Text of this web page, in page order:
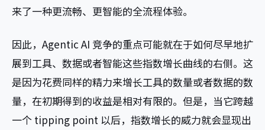
来了一种更流畅、更智能的全流程体验。
因此，Agentic AI 竞争的重点可能就在于如何尽早地扩
展到工具、数据或者智能这些指数增长曲线的右侧。这
是因为花费同样的精力来增长工具的数量或者数据的数
量，在初期得到的收益是相对有限的。但是，当它跨越
一个 tipping point 以后，指数增长的威力就会显现出